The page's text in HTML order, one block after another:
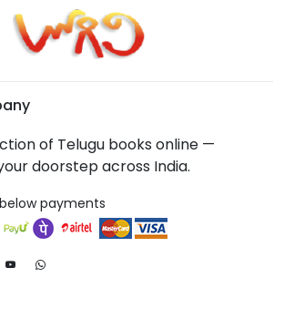
of Telugu books online —
doorstep across India.
payments